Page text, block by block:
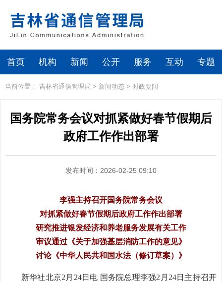
首页 机构 新闻 公开 服务 互动 专题
当前位置： 吉林省通信管理局 > 新闻动态 > 时政要闻
国务院常务会议对抓紧做好春节假期后
政府工作作出部署
发布时间：2026-02-25 09:10
李强主持召开国务院常务会议
对抓紧做好春节假期后政府工作作出部署
研究推进银发经济和养老服务发展有关工作
审议通过《关于加强基层消防工作的意见》
讨论《中华人民共和国水法（修订草案）》
新华社北京2月24日电 国务院总理李强2月24日主持召开